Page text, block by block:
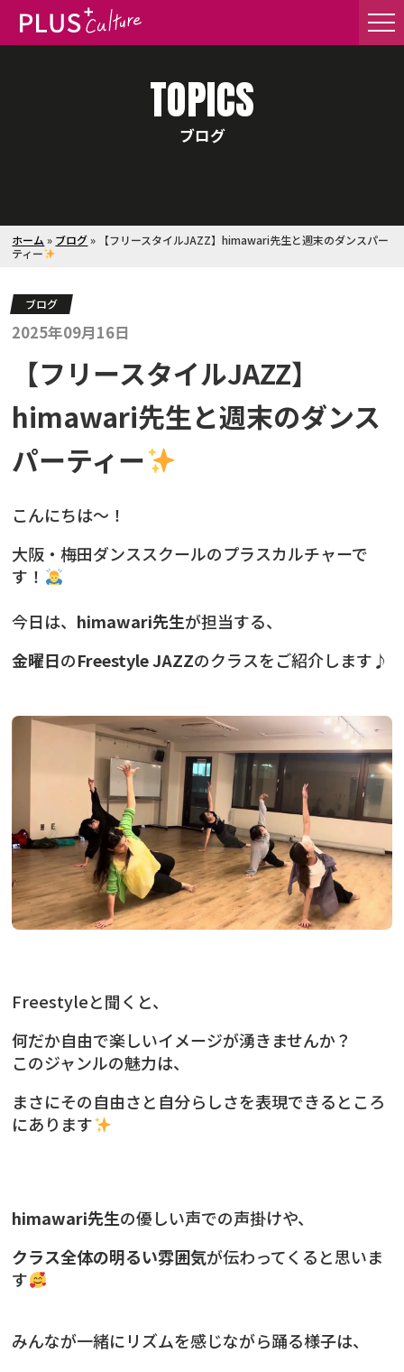
TOPICS
ブログ
ホーム » ブログ»
【フリースタイルJAZZ】himawari先生と週末のダンスパー
ティー
ブログ
2025年09月16日
【フリースタイルJAZZ】
himawari先生と週末のダンス
パーティー
こんにちは〜！
大阪・梅田ダンススクールのプラスカルチャーで
す！
今日は、 himawari先生が担当する、
金曜日のFreestyle JAZZのクラスをご紹介します♪
Freestyleと聞くと、
何だか自由で楽しいイメージが湧きませんか？
このジャンルの魅力は、
まさにその自由さと自分らしさを表現できるところ
にあります
himawari先生の優しい声での声掛けや、
クラス全体の明るい雰囲気が伝わってくると思いま
す
みんなが一緒にリズムを感じながら踊る様子は、